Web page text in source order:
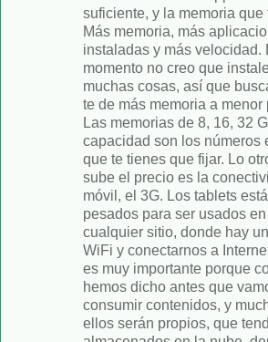
suficiente, y la memoria que
Más memoria, más
instaladas y más velocidad.
momento no creo que
muchas cosas, así que
te de más memoria a menor
Las memorias de 8, 16, 32
capacidad son los números
que te tienes que fijar. Lo
sube el precio es la
móvil, el 3G. Los tablets
pesados para ser usados en
cualquier sitio, donde hay
WiFi y conectarnos a
es muy importante porque
hemos dicho antes que
consumir contenidos, y
ellos serán propios, que